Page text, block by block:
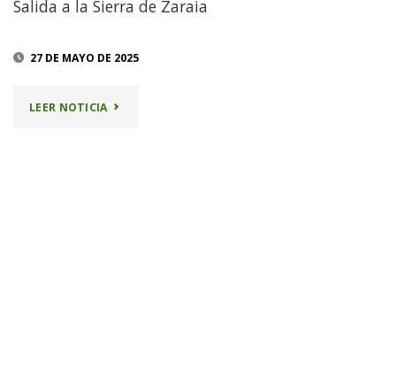
Salida a la Sierra de Zaraia
27 DE MAYO DE 2025
LEER NOTICIA"SALIDA